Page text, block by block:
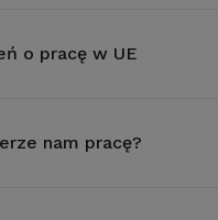
o pracę w UE
nam pracę?